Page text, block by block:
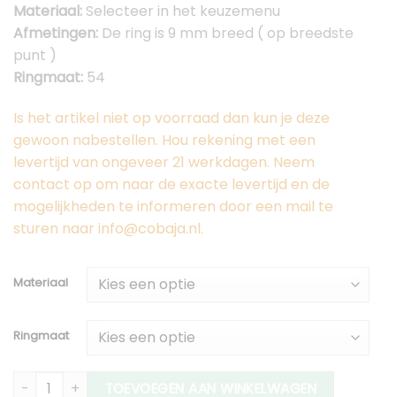
Materiaal: Selecteer in het keuzemenu
Afmetingen: De ring is 9 mm breed ( op breedste
punt )
Ringmaat: 54
Is het artikel niet op voorraad dan kun je deze
gewoon nabestellen. Hou rekening met een
levertijd van ongeveer 21 werkdagen. Neem
contact op om naar de exacte levertijd en de
mogelijkheden te informeren door een mail te
sturen naar info@cobaja.nl.
Materiaal
Ringmaat
Waves Ring Smal Medium aantal